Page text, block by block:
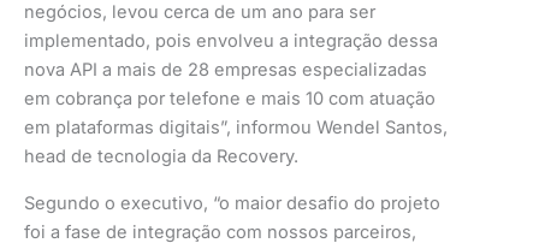
negócios, levou cerca de um ano para ser
implementado, pois envolveu a integração dessa
nova API a mais de 28 empresas especializadas
em cobrança por telefone e mais 10 com atuação
em plataformas digitais”, informou Wendel Santos,
head de tecnologia da Recovery.
Segundo o executivo, “o maior desafio do projeto
foi a fase de integração com nossos parceiros,